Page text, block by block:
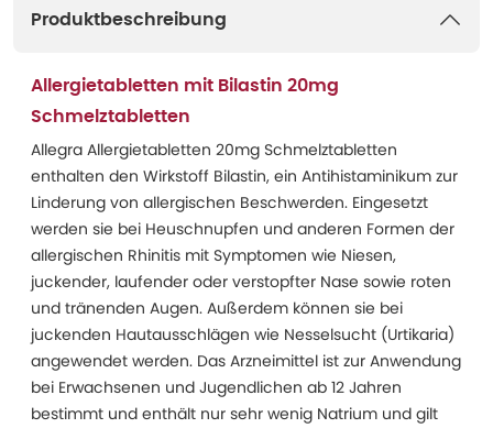
Produktbeschreibung
Allergietabletten mit Bilastin 20mg
Schmelztabletten
Allegra Allergietabletten 20mg Schmelztabletten
enthalten den Wirkstoff Bilastin, ein Antihistaminikum zur
Linderung von allergischen Beschwerden. Eingesetzt
werden sie bei Heuschnupfen und anderen Formen der
allergischen Rhinitis mit Symptomen wie Niesen,
juckender, laufender oder verstopfter Nase sowie roten
und tränenden Augen. Außerdem können sie bei
juckenden Hautausschlägen wie Nesselsucht (Urtikaria)
angewendet werden. Das Arzneimittel ist zur Anwendung
bei Erwachsenen und Jugendlichen ab 12 Jahren
bestimmt und enthält nur sehr wenig Natrium und gilt